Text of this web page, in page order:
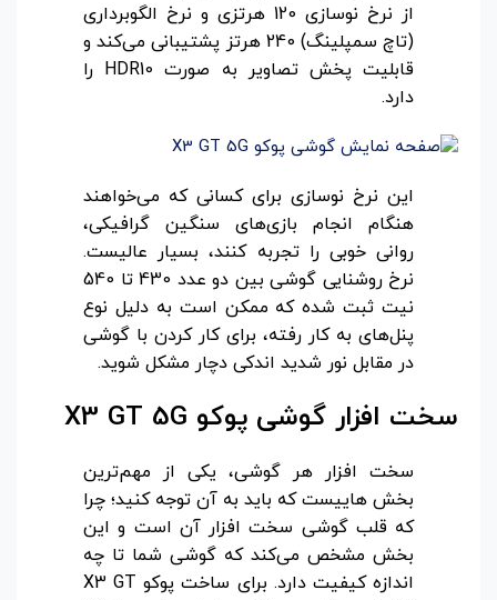
از نرخ نوسازی 120 هرتزی و نرخ الگوبرداری
(تاچ سمپلینگ) 240 هرتز پشتیبانی می‌کند و
قابلیت پخش تصاویر به صورت HDR10 را
دارد.
این نرخ نوسازی برای کسانی که می‌خواهند
هنگام انجام بازی‌های سنگین گرافیکی،
روانی خوبی را تجربه کنند، بسیار عالیست.
نرخ روشنایی گوشی بین دو عدد 430 تا 540
نیت ثبت شده که ممکن است به دلیل نوع
پنل‌های به کار رفته، برای کار کردن با گوشی
در مقابل نور شدید اندکی دچار مشکل شوید.
سخت افزار گوشی پوکو X3 GT 5G
سخت افزار هر گوشی، یکی از مهم‌ترین
بخش هاییست که باید به آن توجه کنید؛ چرا
که قلب گوشی سخت افزار آن است و این
بخش مشخص می‌کند که گوشی شما تا چه
اندازه کیفیت دارد. برای ساخت پوکو X3 GT